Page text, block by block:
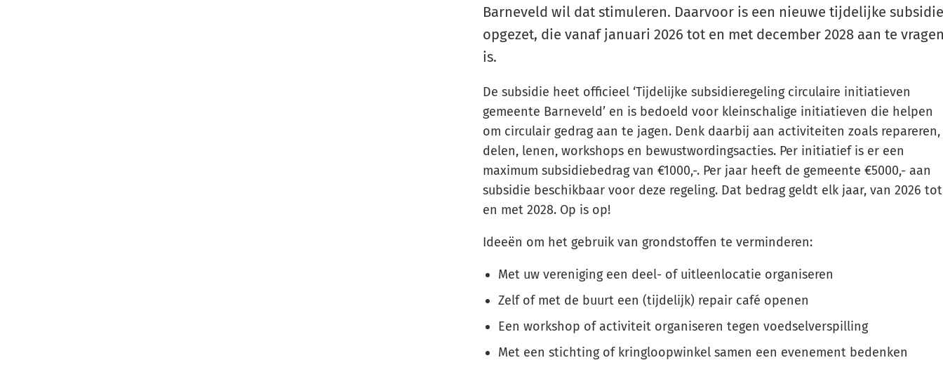
omlaag
te
de
enter-
toets
om
een
waarde
Barneveld wil dat stimuleren. Daarvoor is een nieuwe tijdelijke subsidie
opgezet, die vanaf januari 2026 tot en met december 2028 aan te
is.
De subsidie heet officieel ‘Tijdelijke subsidieregeling circulaire initiatieven
gemeente Barneveld’ en is bedoeld voor kleinschalige initiatieven die helpen
om circulair gedrag aan te jagen. Denk daarbij aan activiteiten zoals repareren,
delen, lenen, workshops en bewustwordingsacties. Per initiatief is er een
maximum subsidiebedrag van €1000,-. Per jaar heeft de gemeente €5000,- aan
subsidie beschikbaar voor deze regeling. Dat bedrag geldt elk jaar, van 2026 tot
en met 2028. Op is op!
Ideeën om het gebruik van grondstoffen te verminderen:
Met uw vereniging een deel- of uitleenlocatie organiseren
Zelf of met de buurt een (tijdelijk) repair café openen
Een workshop of activiteit organiseren tegen voedselverspilling
Met een stichting of kringloopwinkel samen een evenement bedenken